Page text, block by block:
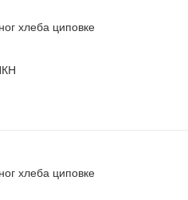
хлеба циповке
хлеба циповке